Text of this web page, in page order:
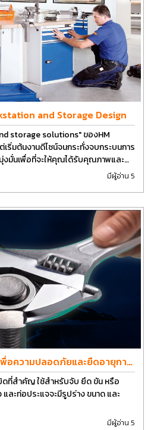
and Storage Design
storage solutions" ของHM
ริ่มต้นงานดีไซน์จนกระทั่งจบกระบนการ
งมั่นเพื่อที่จะให้คุณได้รับคุณภาพและ
ดเช่นกัน
มีผู้อ่าน 5
พื่อความปลอดภัยและยืดอายุการ
ดที่สำคัญ ใช้สำหรับจับ ยึด ขัน หรือ
ละท่อประแจจะมีรูปร่าง ขนาด และ
มีผู้อ่าน 5